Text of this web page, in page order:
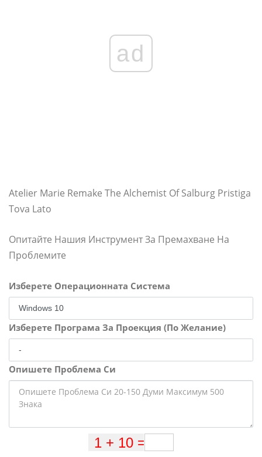
ad
Atelier Marie Remake The Alchemist Of Salburg Pristiga
Tova Lato
Опитайте Нашия Инструмент За Премахване На
Проблемите
Изберете Операционната Система
Изберете Програма За Проекция (По Желание)
Опишете Проблема Си